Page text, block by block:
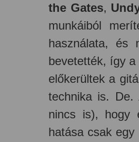
the Gates,
munkáiból
használata, és
bevetették, így
előkerültek a
technika is. De.
nincs is), hogy
hatása csak egy